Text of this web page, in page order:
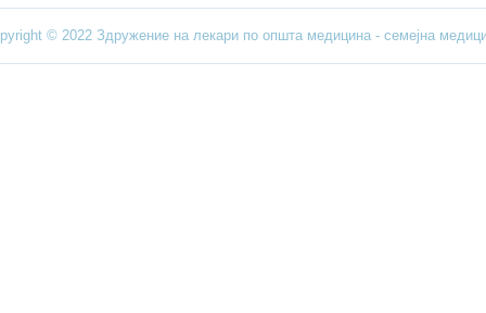
© 2022 Здружение на лекари по општа медицина - семејна